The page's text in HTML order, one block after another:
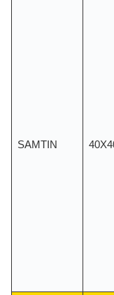
SAMTIN